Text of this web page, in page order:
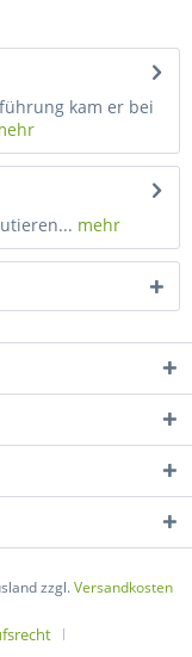
kam er bei
mehr
zzgl.Versandkosten